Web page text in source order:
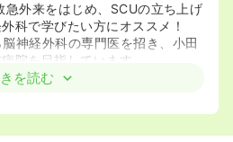
外来をはじめ、SCUの立ち上げ
科で学びたい方にオススメ！
神経外科の専門医を招き、小田
院を目指しています。
修を週に1回行っております。
を読む